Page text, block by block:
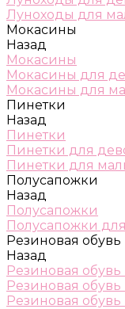
Луноходы для
Мокасины
Назад
Мокасины
Мокасины для
Мокасины для
Пинетки
Назад
Пинетки
Пинетки для
Пинетки для
Полусапожки
Назад
Полусапожки
Полусапожки
Резиновая обувь
Назад
Резиновая обувь
Резиновая
Резиновая